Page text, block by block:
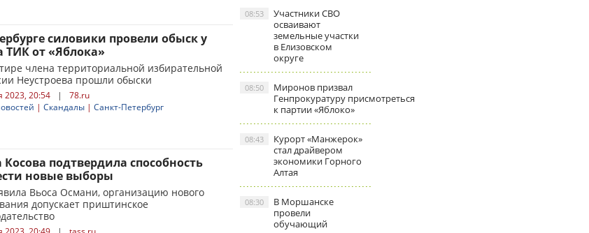
силовики провели обыск у
ТИК от «Яблока»
члена территориальной избирательной
Неустроева прошли обыски
2023, 20:54 |
78.ru
| Скандалы | Санкт-Петербург
Косова подтвердила способность
новые выборы
Вьоса Османи, организацию нового
допускает приштинское
Участники СВО
осваивают
земельные участки
в Елизовском
округе
08:53
Миронов призвал
Генпрокуратуру присмотреться
к партии «Яблоко»
08:50
Курорт «Манжерок»
стал драйвером
экономики Горного
Алтая
08:43
В Моршанске
провели
обучающий
08:30